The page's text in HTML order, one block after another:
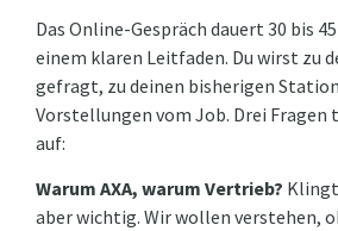
Das Online-Gespräch dauert 30 bis
einem klaren Leitfaden. Du wirst zu
gefragt, zu deinen bisherigen
Vorstellungen vom Job. Drei
auf:
Warum AXA, warum Vertrieb?
aber wichtig. Wir wollen verstehen,